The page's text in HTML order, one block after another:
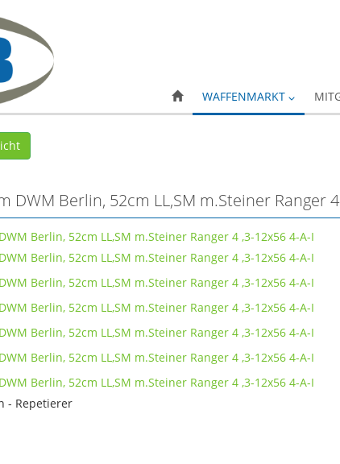
WAFFENMARKT
DWM Berlin, 52cm LL,SM m.Steiner Ranger
- Repetierer